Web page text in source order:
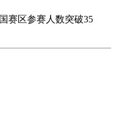
赛区参赛人数突破35